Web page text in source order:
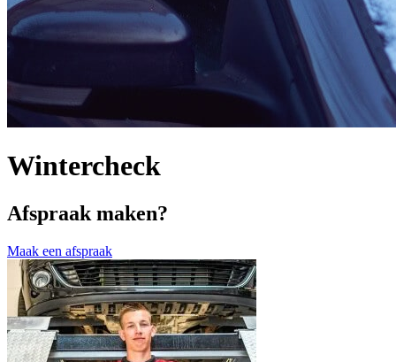
Wintercheck
Afspraak maken?
Maak een afspraak